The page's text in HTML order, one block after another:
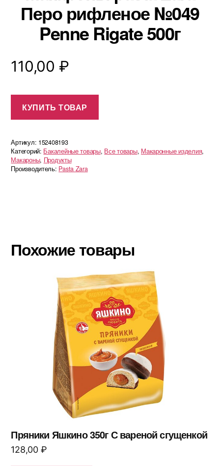
Перо рифленое №049
Penne Rigate 500г
110,00 ₽
КУПИТЬ ТОВАР
Артикул: 152408193
Категорий: Бакалейные товары, Все товары, Макаронные изделия,
Макароны, Продукты
Производитель: Pasta Zara
Похожие товары
Пряники Яшкино 350г С вареной сгущенкой
128,00 ₽